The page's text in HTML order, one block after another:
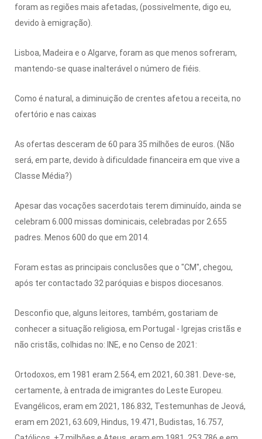
foram as regiões mais afetadas, (possivelmente, digo eu,
devido à emigração).
Lisboa, Madeira e o Algarve, foram as que menos sofreram,
mantendo-se quase inalterável o número de fiéis.
Como é natural, a diminuição de crentes afetou a receita, no
ofertório e nas caixas
As ofertas desceram de 60 para 35 milhões de euros. (Não
será, em parte, devido à dificuldade financeira em que vive a
Classe Média?)
Apesar das vocações sacerdotais terem diminuído, ainda se
celebram 6.000 missas dominicais, celebradas por 2.655
padres. Menos 600 do que em 2014.
Foram estas as principais conclusões que o "CM", chegou,
após ter contactado 32 paróquias e bispos diocesanos.
Desconfio que, alguns leitores, também, gostariam de
conhecer a situação religiosa, em Portugal - Igrejas cristãs e
não cristãs, colhidas no: INE, e no Censo de 2021:
Ortodoxos, em 1981 eram 2.564, em 2021, 60.381. Deve-se,
certamente, à entrada de imigrantes do Leste Europeu.
Evangélicos, eram em 2021, 186.832, Testemunhas de Jeová,
eram em 2021, 63.609, Hindus, 19.471, Budistas, 16.757,